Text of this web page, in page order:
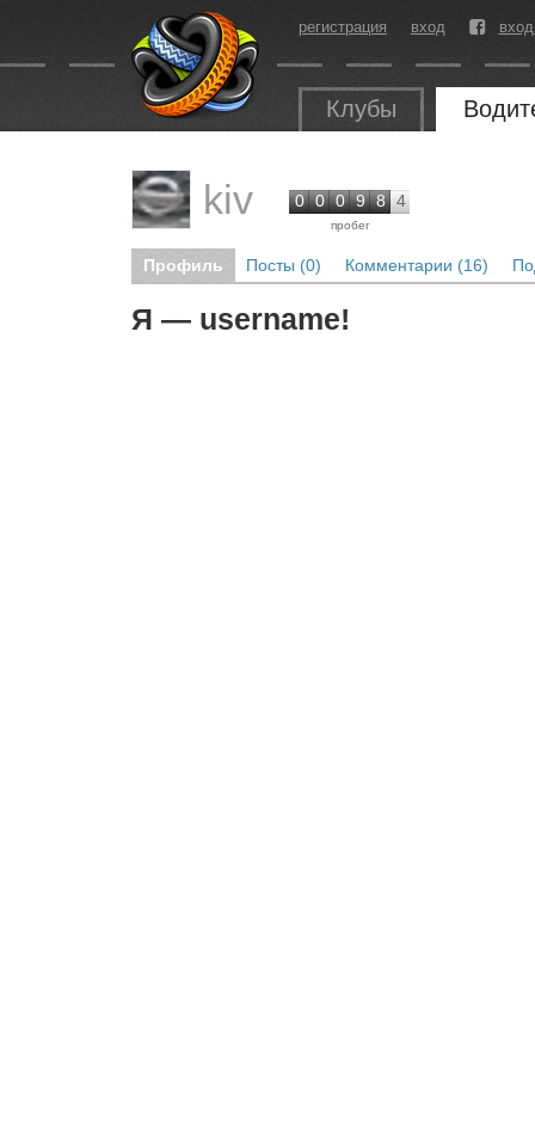
регистрация вход
Клубы
kiv 0 0 0 9 8 4
пробег
Профиль Посты (0) Комментарии (16)
Я — username!